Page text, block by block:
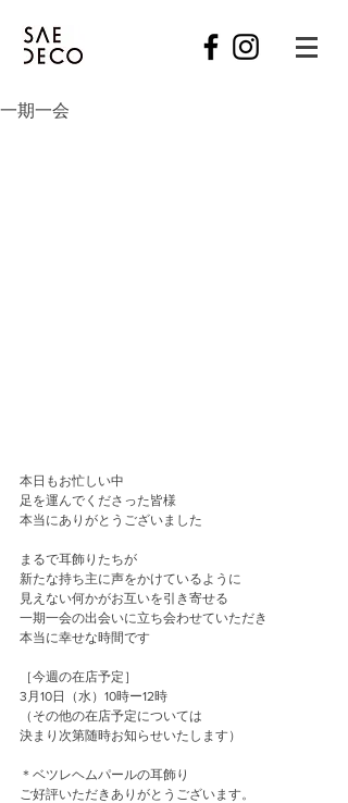
一期一会
本日もお忙しい中
足を運んでくださった皆様
本当にありがとうございました
まるで耳飾りたちが
新たな持ち主に声をかけているように
見えない何かがお互いを引き寄せる
一期一会の出会いに立ち会わせていただき
本当に幸せな時間です
［今週の在店予定］
3月10日（水）10時ー12時
（その他の在店予定については
決まり次第随時お知らせいたします）
＊ベツレヘムパールの耳飾り
ご好評いただきありがとうございます。